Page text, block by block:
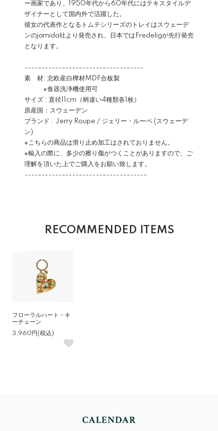
ー画家であり、1950年代から60年代にはテキスタイルデ
ザイナーとして国内外で活躍した。
彼女の代表作となるトムテシリーズのトレイはスウェーデ
ンのjamida社より発売され、日本ではFredeligが先行発売
となります。
-----------------------------------
素 材: 北欧産白樺材MDF合板製
※食器洗浄機使用可
サイズ : 直径11cm（柄違い4種類各1枚）
原産国：スウェーデン
ブランド : Jerry Roupe / ジェリー・ルーペ (スウェーデ
ン)
※こちらの商品は滑り止め加工はされておりません。
※輸入の際に、多少の擦り傷がつくことがありますので、ご
理解を頂いた上でご購入をお願い致します。
------------------------------------
RECOMMENDED ITEMS
フローラルハート・キ
ーチェーン
3,960円(税込)